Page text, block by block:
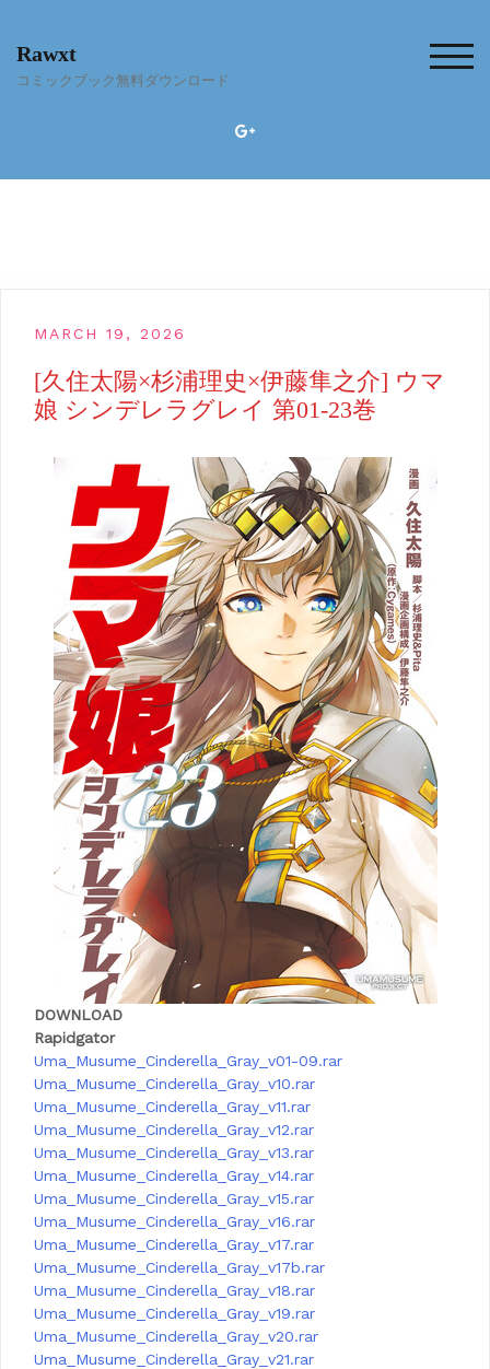
content
Rawxt
コミックブック無料ダウンロード
MARCH 19, 2026
[久住太陽×杉浦理史×伊藤隼之介] ウマ
娘 シンデレラグレイ 第01-23巻
DOWNLOAD
Rapidgator
Uma_Musume_Cinderella_Gray_v01-09.rar
Uma_Musume_Cinderella_Gray_v10.rar
Uma_Musume_Cinderella_Gray_v11.rar
Uma_Musume_Cinderella_Gray_v12.rar
Uma_Musume_Cinderella_Gray_v13.rar
Uma_Musume_Cinderella_Gray_v14.rar
Uma_Musume_Cinderella_Gray_v15.rar
Uma_Musume_Cinderella_Gray_v16.rar
Uma_Musume_Cinderella_Gray_v17.rar
Uma_Musume_Cinderella_Gray_v17b.rar
Uma_Musume_Cinderella_Gray_v18.rar
Uma_Musume_Cinderella_Gray_v19.rar
Uma_Musume_Cinderella_Gray_v20.rar
Uma_Musume_Cinderella_Gray_v21.rar